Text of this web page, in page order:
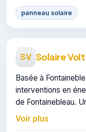
panneau solaire
SV Solaire
Basée à
interventions en
de Fontainebleau.
projet de panneaux
Voir plus